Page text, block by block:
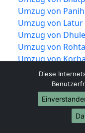
Umzug von
Umzug von
Umzug von
Umzug von
Umzug von
Umzug von
Umzug von
Umzug von
Umzug von
Umzug von
Diese